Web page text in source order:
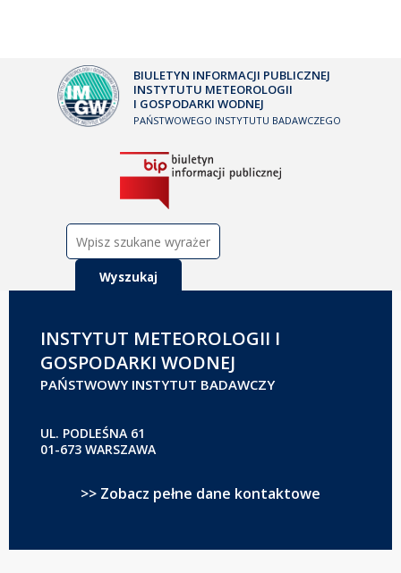
BIULETYN INFORMACJI PUBLICZNEJ
INSTYTUTU METEOROLOGII
I GOSPODARKI WODNEJ
PAŃSTWOWEGO INSTYTUTU BADAWCZEGO
INSTYTUT METEOROLOGII I
GOSPODARKI WODNEJ
PAŃSTWOWY INSTYTUT BADAWCZY
UL. PODLEŚNA 61
01-673 WARSZAWA
>> Zobacz pełne dane kontaktowe